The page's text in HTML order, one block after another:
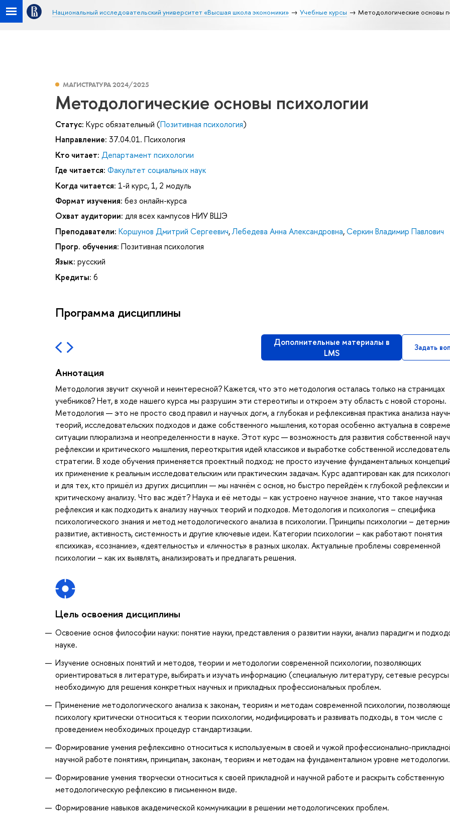
Национальный исследовательский университет «Высшая школа экономики» Учебные курсы Методологические основы
МАГИСТРАТУРА 2024/2025
Методологические основы психологии
Статус: Курс обязательный (Позитивная психология)
Направление: 37.04.01. Психология
Кто читает: Департамент психологии
Где читается: Факультет социальных наук
Когда читается: 1-й курс, 1, 2 модуль
Формат изучения: без онлайн-курса
Охват аудитории: для всех кампусов НИУ ВШЭ
Преподаватели: Коршунов Дмитрий Сергеевич,Лебедева Анна Александровна,Серкин Владимир Павлович
Прогр. обучения: Позитивная психология
Язык: русский
Кредиты: 6
Программа дисциплины
Дополнительные материалы в
LMS
Задать
Аннотация
Методология звучит скучной и неинтересной? Кажется, что это методология осталась только на страницах
учебников? Нет, в ходе нашего курса мы разрушим эти стереотипы и откроем эту область с новой стороны.
Методология — это не просто свод правил и научных догм, а глубокая и рефлексивная практика анализа
теорий, исследовательских подходов и даже собственного мышления, которая особенно актуальна в
ситуации плюрализма и неопределенности в науке. Этот курс — возможность для развития собственной
рефлексии и критического мышления, переоткрытия идей классиков и выработке собственной
стратегии. В ходе обучения применяется проектный подход: не просто изучение фундаментальных
их применение к реальным исследовательским или практическим задачам. Курс адаптирован как для
и для тех, кто пришёл из других дисциплин — мы начнём с основ, но быстро перейдём к глубокой рефлексии и
критическому анализу. Что вас ждёт? Наука и её методы – как устроено научное знание, что такое научная
рефлексия и как подходить к анализу научных теорий и подходов. Методология и психология – специфика
психологического знания и метод методологического анализа в психологии. Принципы психологии –
развитие, активность, системность и другие ключевые идеи. Категории психологии – как работают понятия
«психика», «сознание», «деятельность» и «личность» в разных школах. Актуальные проблемы современной
психологии – как их выявлять, анализировать и предлагать решения.
Цель освоения дисциплины
Освоение основ философии науки: понятие науки, представления о развитии науки, анализ парадигм и
науке.
Изучение основных понятий и методов, теории и методологии современной психологии, позволяющих
ориентироваться в литературе, выбирать и изучать информацию (специальную литературу, сетевые
необходимую для решения конкретных научных и прикладных профессиональных проблем.
Применение методологического анализа к законам, теориям и методам современной психологии,
психологу критически относиться к теории психологии, модифицировать и развивать подходы, в том числе с
проведением необходимых процедур стандартизации.
Формирование умения рефлексивно относиться к используемым в своей и чужой профессионально-
научной работе понятиям, принципам, законам, теориям и методам на фундаментальном уровне методологии.
Формирование умения творчески относиться к своей прикладной и научной работе и раскрыть собственную
методологическую рефлексию в письменном виде.
Формирование навыков академической коммуникации в решении методологичсеких проблем.